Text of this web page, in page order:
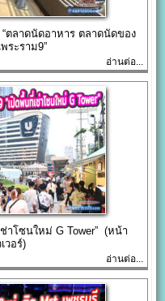
“ตลาดนัดอาหาร ตลาดนัดของ
ระราม9”
อ่านต่อ...
าโซนใหม่ G Tower” (หน้า
วอร์)
อ่านต่อ...